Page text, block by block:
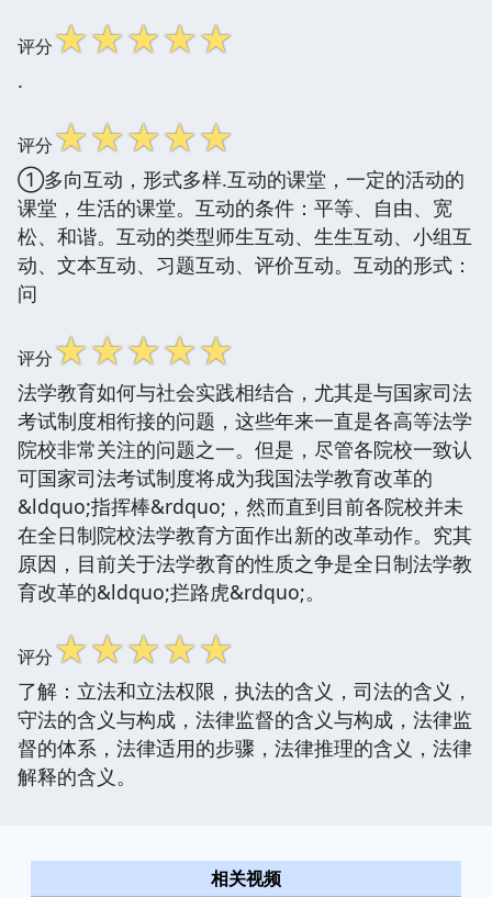
评分☆☆☆☆☆
.
评分☆☆☆☆☆
①多向互动，形式多样.互动的课堂，一定的活动的
课堂，生活的课堂。互动的条件：平等、自由、宽
松、和谐。互动的类型师生互动、生生互动、小组互
动、文本互动、习题互动、评价互动。互动的形式：
问
评分☆☆☆☆☆
法学教育如何与社会实践相结合，尤其是与国家司法
考试制度相衔接的问题，这些年来一直是各高等法学
院校非常关注的问题之一。但是，尽管各院校一致认
可国家司法考试制度将成为我国法学教育改革的
&ldquo;指挥棒&rdquo;，然而直到目前各院校并未
在全日制院校法学教育方面作出新的改革动作。究其
原因，目前关于法学教育的性质之争是全日制法学教
育改革的&ldquo;拦路虎&rdquo;。
评分☆☆☆☆☆
了解：立法和立法权限，执法的含义，司法的含义，
守法的含义与构成，法律监督的含义与构成，法律监
督的体系，法律适用的步骤，法律推理的含义，法律
解释的含义。
相关视频